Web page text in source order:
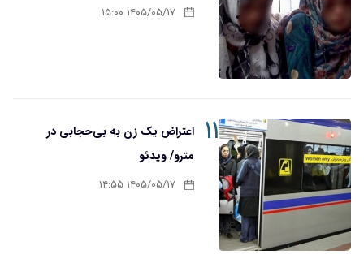
۱۴۰۵/۰۵/۱۷ ۱۵:۰۰
۱۱
اعتراض یک زن به بی‌حجابی در
مترو/ ویدئو
۱۴۰۵/۰۵/۱۷ ۱۴:۵۵